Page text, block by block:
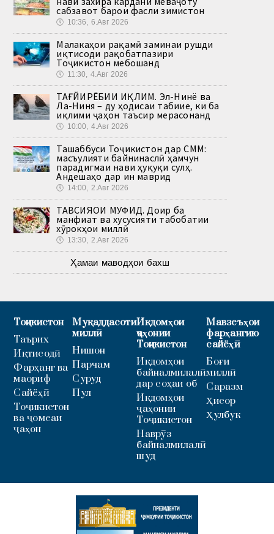
сабзавот барои фасли зимистон
🕔 10:36, 6.Авг 2026
Малакаҳои рақамӣ заминаи рушди
иқтисоди рақобатпазири
Тоҷикистон мебошанд
🕔 11:30, 4.Авг 2026
ТАҒЙИРЁБИИ ИҚЛИМ. Эл-Нинё ва
Ла-Ниня – ду ҳодисаи табиие, ки ба
иқлими ҷаҳон таъсир мерасонанд
🕔 10:00, 4.Авг 2026
Ташаббуси Тоҷикистон дар СММ:
масъулияти байнинаслӣ ҳамчун
парадигмаи нави ҳуқуқи сулҳ.
Андешаҳо дар ин маврид
🕔 14:00, 2.Авг 2026
ТАВСИЯҲОИ МУФИД. Доир ба
манфиат ва хусусияти табобатии
хӯрокҳои миллӣ
🕔 13:30, 2.Авг 2026
Ҳамаи маводҳои бахш
Тоҷикистон
Таърих
Иқтисодӣ
Фарҳанг ва
маориф
Сайёҳӣ
Тоҷикистон
ва ҷомеаи
ҷаҳон
Муқаддасоти
миллӣ
Нишон
Парчам
Суруд
Пул
Иқдомҳои
ҷаҳонии
Тоҷикистон
Иқдомҳои
байналмилалӣ
дар соҳаи об
Иқдомҳои
ҷаҳонии
Тоҷикистон
Наврӯз
байналмилалӣ
шуд
Мавзеъҳои
фарҳангию
сайёҳӣ
Боғи
миллӣ
Саразм
Ҳисор
Ҳулбук